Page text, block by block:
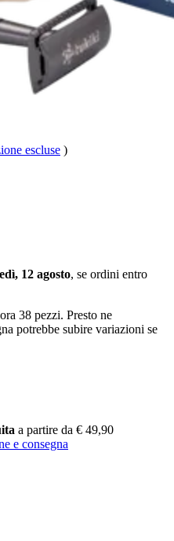
escluse )
12 agosto, se ordini entro
38 pezzi. Presto ne
potrebbe subire variazioni se
a partire da € 49,90
e consegna